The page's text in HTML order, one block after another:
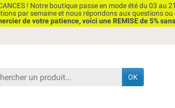
! Notre boutique passe en mode été du 03 au
par semaine et nous répondons aux questions ou
de votre patience, voici une REMISE de 5%
OK